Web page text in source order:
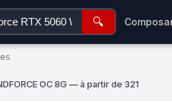
🔍
OC 8G — à partir de 321